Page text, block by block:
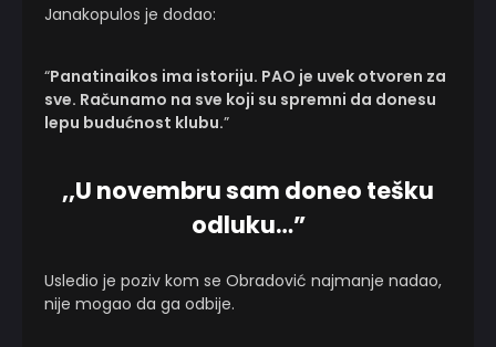
Janakopulos je dodao:
“Panatinaikos ima istoriju. PAO je uvek otvoren za
sve. Računamo na sve koji su spremni da donesu
lepu budućnost klubu.”
,,U novembru sam doneo tešku
odluku…”
Usledio je poziv kom se Obradović najmanje nadao,
nije mogao da ga odbije.